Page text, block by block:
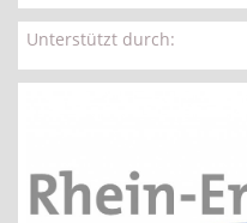
Unterstützt durch: